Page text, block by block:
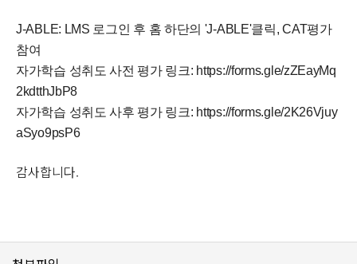
J-ABLE: LMS 로그인 후 홈 하단의 'J-ABLE'클릭, CAT평가
참여
자가학습 성취도 사전 평가 링크: https://forms.gle/zZEayMq
2kdtthJbP8
자가학습 성취도 사후 평가 링크: https://forms.gle/2K26Vjuy
aSyo9psP6
감사합니다.